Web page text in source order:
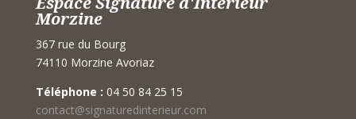
Morzine
367 rue du Bourg
74110 Morzine Avoriaz
Téléphone : 04 50 84 25 15
contact@signaturedinterieur.com